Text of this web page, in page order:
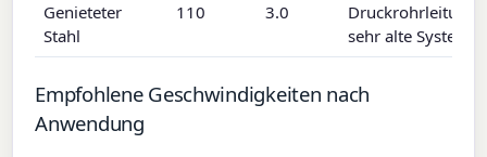
Genieteter
Stahl
110 3.0
sehr alte Systeme
Empfohlene Geschwindigkeiten nach
Anwendung